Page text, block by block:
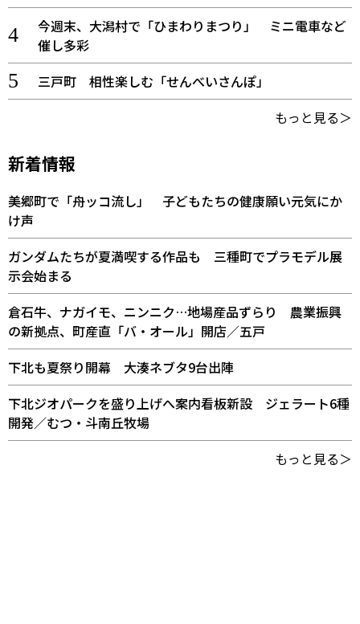
今週末、大潟村で「ひまわりまつり」 ミニ電車など
催し多彩
三戸町 相性楽しむ「せんべいさんぽ」
もっと見る＞
新着情報
美郷町で「舟ッコ流し」 子どもたちの健康願い元気にか
け声
ガンダムたちが夏満喫する作品も 三種町でプラモデル展
示会始まる
倉石牛、ナガイモ、ニンニク…地場産品ずらり 農業振興
の新拠点、町産直「バ・オール」開店／五戸
下北も夏祭り開幕 大湊ネブタ9台出陣
下北ジオパークを盛り上げへ案内看板新設 ジェラート6種
開発／むつ・斗南丘牧場
もっと見る＞